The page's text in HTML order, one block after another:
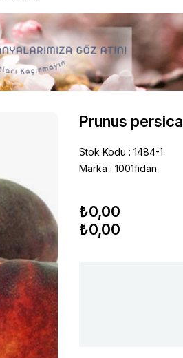
Prunus
Stok Kodu
1484-1
Marka : 1001fidan
₺0,00
₺0,00